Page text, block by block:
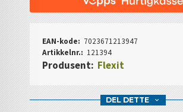
EAN-kode: 7023671213947
Artikkelnr.: 121394
Produsent: Flexit
DEL DETTE